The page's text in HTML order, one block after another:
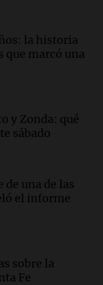
y
para romper
a una
atrapada en
temoroso
en
la historia
que marcó una
y Zonda: qué
sábado
de una de las
el informe
sobre la
Fe